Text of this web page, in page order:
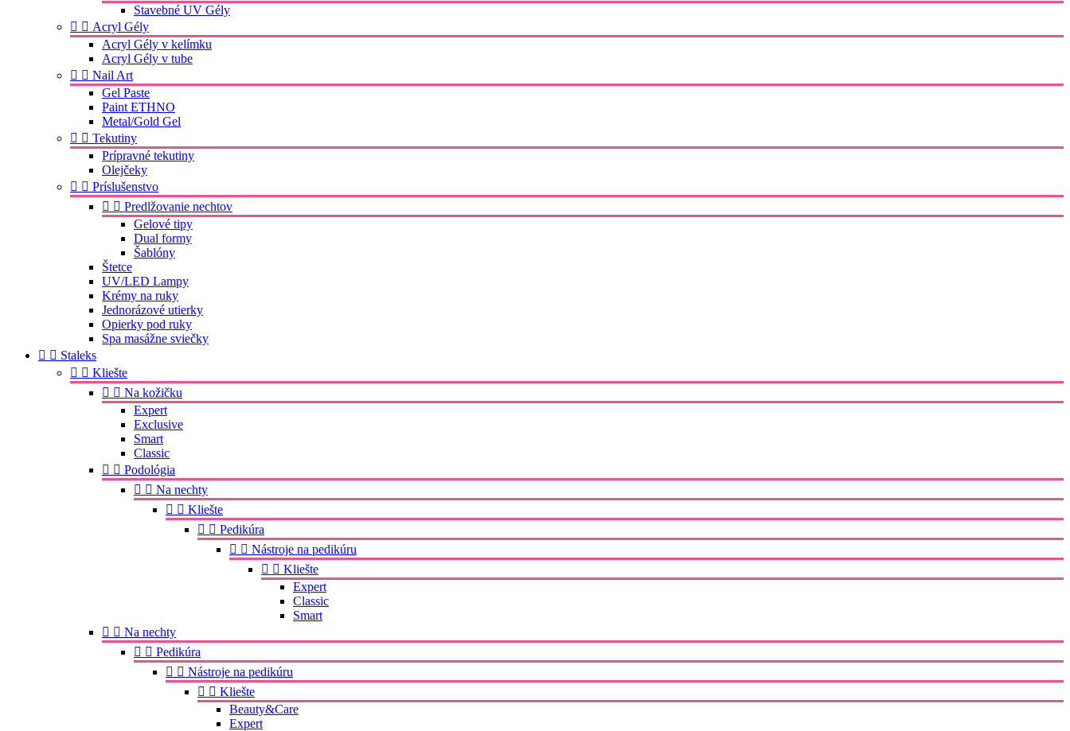
Stavebné UV Gély
  Acryl Gély
Acryl Gély v kelímku
Acryl Gély v tube
  Nail Art
Gel Paste
Paint ETHNO
Metal/Gold Gel
  Tekutiny
Prípravné tekutiny
Olejčeky
  Príslušenstvo
  Predlžovanie nechtov
Gelové tipy
Dual formy
Šablóny
Štetce
UV/LED Lampy
Krémy na ruky
Jednorázové utierky
Opierky pod ruky
Spa masážne sviečky
  Staleks
  Kliešte
  Na kožičku
Expert
Exclusive
Smart
Classic
  Podológia
  Na nechty
  Kliešte
  Pedikúra
  Nástroje na pedikúru
  Kliešte
Expert
Classic
Smart
  Na nechty
  Pedikúra
  Nástroje na pedikúru
  Kliešte
Beauty&Care
Expert